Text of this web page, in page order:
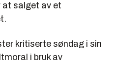
at salget av et
kritiserte søndag i sin
i bruk av